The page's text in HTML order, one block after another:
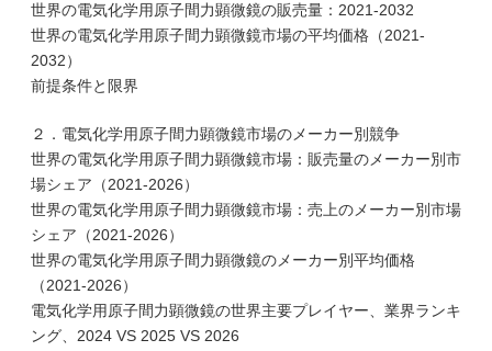
世界の電気化学用原子間力顕微鏡の販売量：2021-2032
世界の電気化学用原子間力顕微鏡市場の平均価格（2021-
2032）
前提条件と限界
２．電気化学用原子間力顕微鏡市場のメーカー別競争
世界の電気化学用原子間力顕微鏡市場：販売量のメーカー別市
場シェア（2021-2026）
世界の電気化学用原子間力顕微鏡市場：売上のメーカー別市場
シェア（2021-2026）
世界の電気化学用原子間力顕微鏡のメーカー別平均価格
（2021-2026）
電気化学用原子間力顕微鏡の世界主要プレイヤー、業界ランキ
ング、2024 VS 2025 VS 2026